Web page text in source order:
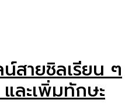
สายชิลเรียน ๆ
ละเพิ่มทักษะ